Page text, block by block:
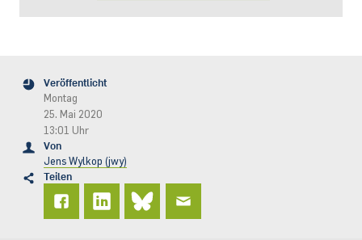
Veröffentlicht
Montag
25. Mai 2020
13:01 Uhr
Von
Jens Wylkop (jwy)
Teilen